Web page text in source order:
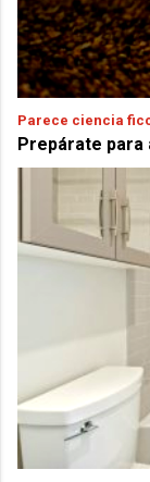
Parece ciencia
Prepárate